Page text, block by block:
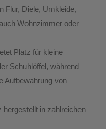
Flur, Diele, Umkleide,
Wohnzimmer oder
Platz für kleine
Schuhlöffel, während
Aufbewahrung von
in zahlreichen